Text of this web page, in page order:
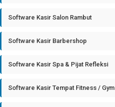
Software Kasir Salon Rambut
Software Kasir Barbershop
Software Kasir Spa & Pijat Refleksi
Software Kasir Tempat Fitness / Gym